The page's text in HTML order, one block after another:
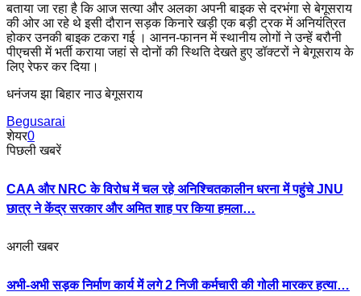
बताया जा रहा है कि आज सत्या और अलका अपनी बाइक से दरभंगा से बेगूसराय
की ओर आ रहे थे इसी दौरान सड़क किनारे खड़ी एक बड़ी ट्रक में अनियंत्रित
होकर उनकी बाइक टकरा गई । आनन-फानन में स्थानीय लोगों ने उन्हें बरौनी
पीएचसी में भर्ती कराया जहां से दोनों की स्थिति देखते हुए डॉक्टरों ने बेगूसराय के
लिए रेफर कर दिया।
धनंजय झा बिहार नाउ बेगूसराय
Begusarai
शेयर0
पिछली खबरें
CAA और NRC के विरोध में चल रहे अनिश्चितकालीन धरना में पहुंचे JNU
छात्र ने केंद्र सरकार और अमित शाह पर किया हमला…
अगली खबर
अभी-अभी सड़क निर्माण कार्य में लगे 2 निजी कर्मचारी की गोली मारकर हत्या…